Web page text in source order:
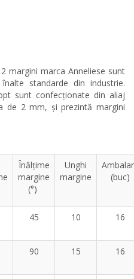
margini marca Anneliese sunt
standarde din industrie.
sunt confecționate din aliaj
de 2 mm, și prezintă margini
Înălțime
margine
(°)
Unghi
margine
(buc)
45 10 16
90 15 16